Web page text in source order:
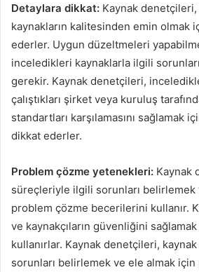
Detaylara dikkat: Kaynak
kaynakların kalitesinden emin olmak
ederler. Uygun düzeltmeleri
inceledikleri kaynaklarla ilgili
gerekir. Kaynak denetçileri,
çalıştıkları şirket veya kuruluş
standartları karşılamasını sağlamak
dikkat ederler.
Problem çözme yetenekleri: Kaynak
süreçleriyle ilgili sorunları belirlemek
problem çözme becerilerini kullanır.
ve kaynakçıların güvenliğini
kullanırlar. Kaynak denetçileri,
sorunları belirlemek ve ele almak